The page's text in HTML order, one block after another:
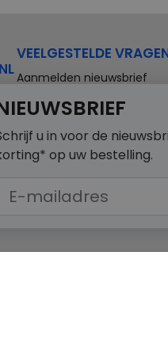
VEELGESTELDE
Aanmelden nieuwsbrief
u in voor de
op uw bestelling.